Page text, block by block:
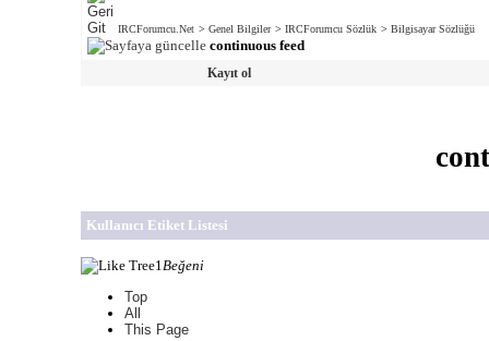
IRCForumcu.Net > Genel Bilgiler > IRCForumcu Sözlük > Bilgisayar Sözlüğü
continuous feed
Kayıt ol
Kullanıcı Etiket Listesi
1Beğeni
Top
All
This Page